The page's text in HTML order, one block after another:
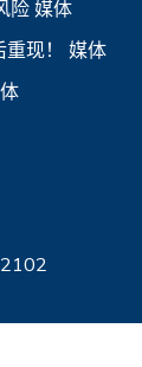
险 媒体
现！ 媒体